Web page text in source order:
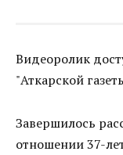
Видеоролик
"Аткарской
Завершилось
отношении 37-